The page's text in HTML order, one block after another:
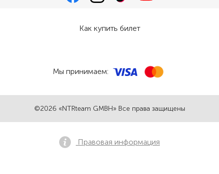
©2026 «NTRteam GMBH» Все права защищены
Как купить билет
Мы принимаем:
Правовая информация